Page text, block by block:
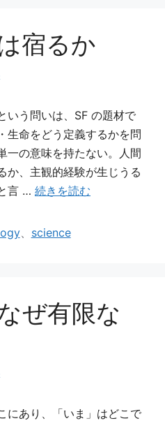
宿るか
いう問いは、SF の題材で
生命をどう定義するかを問
一の意味を持たない。人間
か、主観的経験が生じうる
言 … 続きを読む
、 science
ぜ有限な
にあり、「いま」はどこで